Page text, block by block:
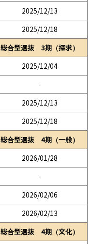
2025/12/13
2025/12/18
総合型選抜 3期（探求）
2025/12/04
-
2025/12/13
2025/12/18
総合型選抜 4期（一般）
2026/01/28
-
2026/02/06
2026/02/13
総合型選抜 4期（文化）